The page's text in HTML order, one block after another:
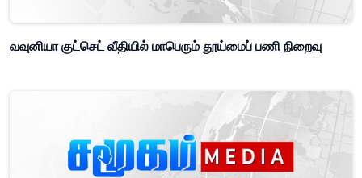
வவுனியா குட்செட் வீதியில் மாபெரும் தூய்மைப் பணி நிறைவு